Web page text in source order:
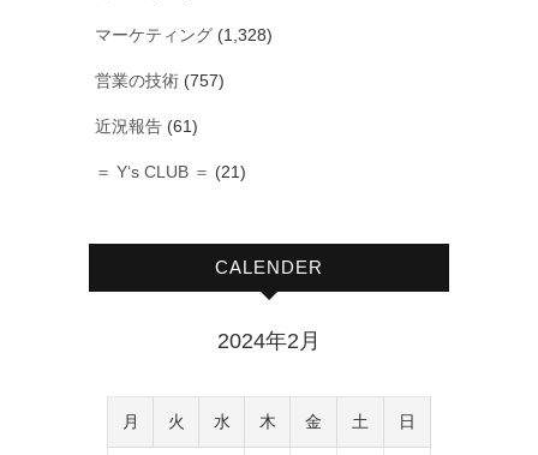
マーケティング (1,328)
営業の技術 (757)
近況報告 (61)
＝ Y‘s CLUB ＝ (21)
CALENDER
2024年2月
月 火 水 木 金 土 日